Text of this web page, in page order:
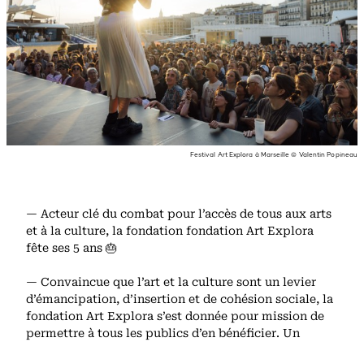
Festival Art Explora à Marseille © Valentin Popineau
— Acteur clé du combat pour l’accès de tous aux arts
et à la culture, la fondation fondation Art Explora
fête ses 5 ans 🎂
— Convaincue que l’art et la culture sont un levier
d’émancipation, d’insertion et de cohésion sociale, la
fondation Art Explora s’est donnée pour mission de
permettre à tous les publics d’en bénéficier. Un